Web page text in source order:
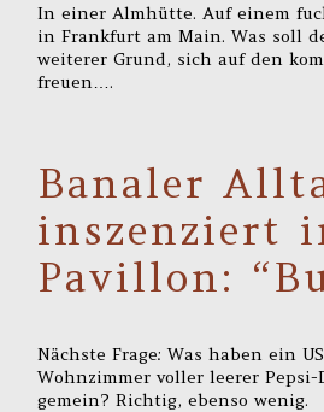
In einer Almhütte. Auf einem
in Frankfurt am Main. Was soll
weiterer Grund, sich auf den
freuen….
Banaler
inszenziert
Pavillon:
Nächste Frage: Was haben ein
Wohnzimmer voller leerer
gemein? Richtig, ebenso wenig.